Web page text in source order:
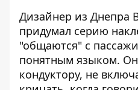
Дизайнер из Днепра
придумал серию
"общаются" с
понятным языком.
кондуктору, не